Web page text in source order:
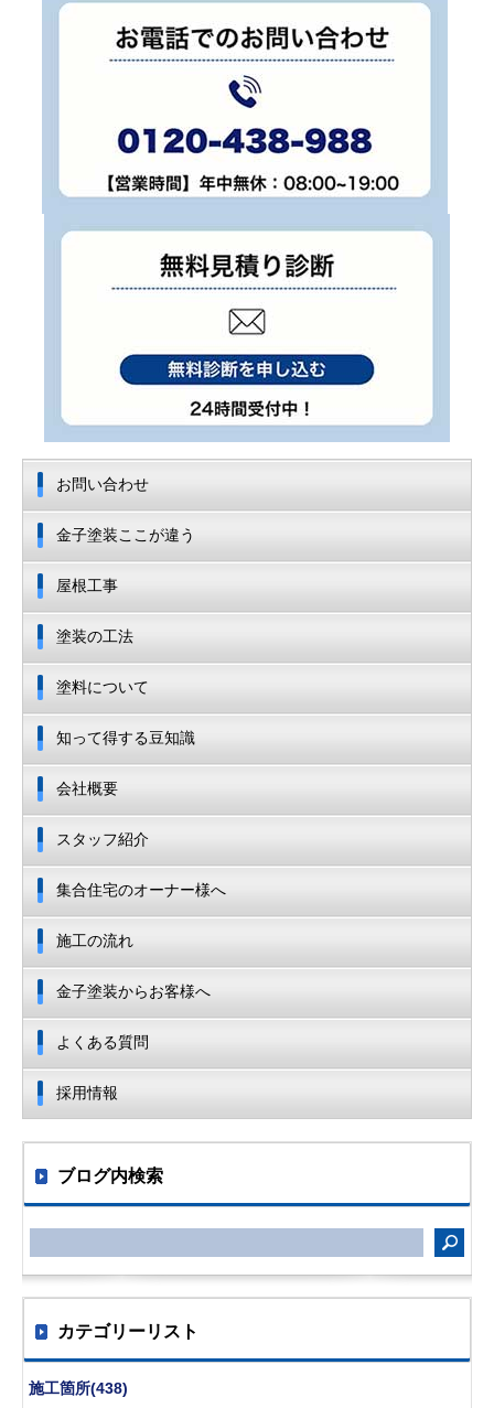
お問い合わせ
金子塗装ここが違う
屋根工事
塗装の工法
塗料について
知って得する豆知識
会社概要
スタッフ紹介
集合住宅のオーナー様へ
施工の流れ
金子塗装からお客様へ
よくある質問
採用情報
ブログ内検索
カテゴリーリスト
施工箇所(438)